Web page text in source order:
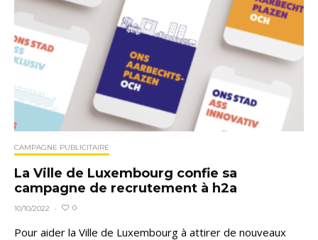
CAMPAGNE PUBLICITAIRE
La Ville de Luxembourg confie sa
campagne de recrutement à h2a
10/10/2022 · 0
Pour aider la Ville de Luxembourg à attirer de nouveaux